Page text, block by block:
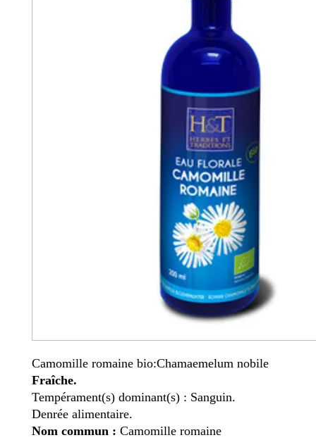
Camomille romaine bio:Chamaemelum nobile
Fraîche.
Tempérament(s) dominant(s) : Sanguin.
Denrée alimentaire.
Nom commun : Camomille romaine